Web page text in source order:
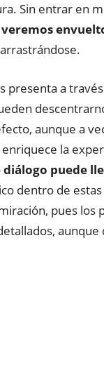
Sin entrar en
veremos
presenta a
aunque a
la
diálogo puede
dentro de
pues los
aunque